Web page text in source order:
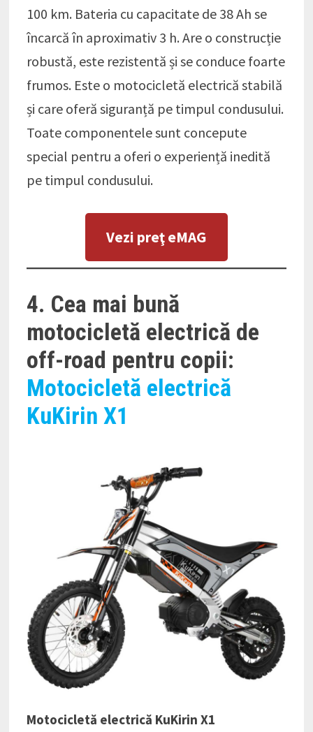
100 km. Bateria cu capacitate de 38 Ah se
încarcă în aproximativ 3 h. Are o construcție
robustă, este rezistentă și se conduce foarte
frumos. Este o motocicletă electrică stabilă
și care oferă siguranță pe timpul condusului.
Toate componentele sunt concepute
special pentru a oferi o experiență inedită
pe timpul condusului.
Vezi preţ eMAG
4. Cea mai bună
motocicletă electrică de
off-road pentru copii:
Motocicletă electrică
KuKirin X1
Motocicletă electrică KuKirin X1